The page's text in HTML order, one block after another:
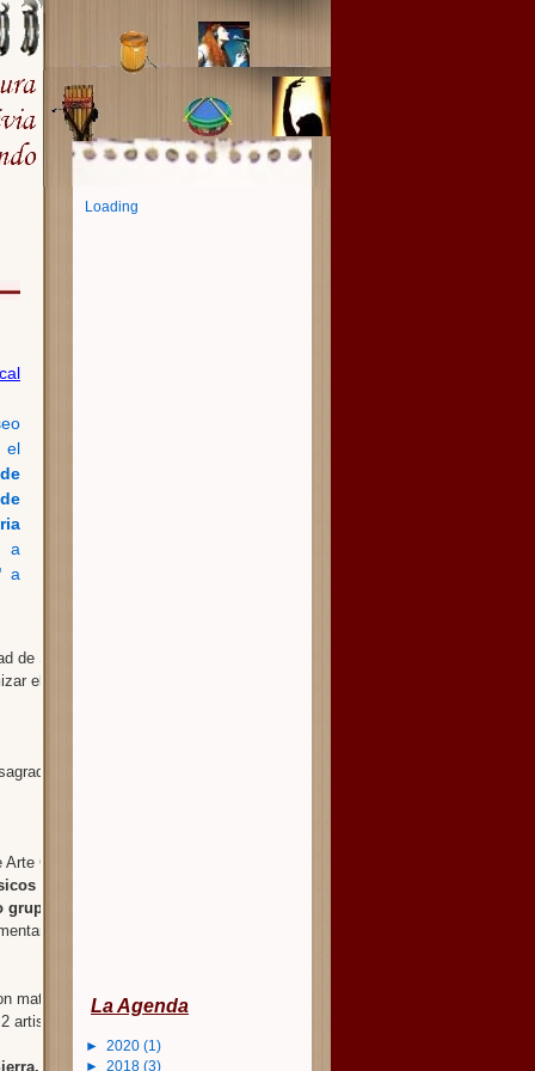
el
a
a
de Santa Cruz que
el Museo de Arte
bolivianos o
Contemporáneo.
para
musical).
para su
material
única y
artistas.
Loading
La Agenda
► 2020 (1)
► 2018 (3)